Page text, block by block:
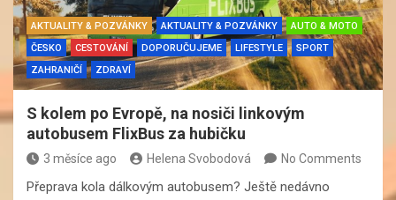
AKTUALITY & POZVÁNKY AKTUALITY & POZVÁNKY
AUTO & MOTO
ČESKO
CESTOVÁNÍ DOPORUČUJEME LIFESTYLE
SPORT
ZAHRANIČÍ
ZDRAVÍ
S kolem po Evropě, na nosiči linkovým
autobusem FlixBus za hubičku
3 měsíce ago Helena Svobodová No Comments
Přeprava kola dálkovým autobusem? Ještě nedávno